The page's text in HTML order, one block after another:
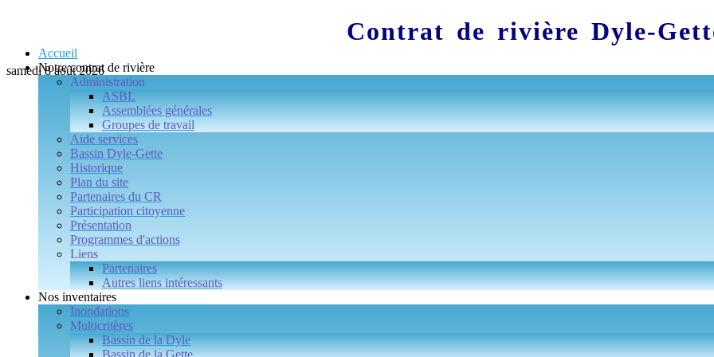
Contrat de rivière Dyle-
samedi 8 août 2026
Accueil
Notre contrat de rivière
Administration
ASBL
Assemblées générales
Groupes de travail
Aide services
Bassin Dyle-Gette
Historique
Plan du site
Partenaires du CR
Participation citoyenne
Présentation
Programmes d'actions
Liens
Partenaires
Autres liens intéressants
Nos inventaires
Inondations
Multicritères
Bassin de la Dyle
Bassin de la Gette